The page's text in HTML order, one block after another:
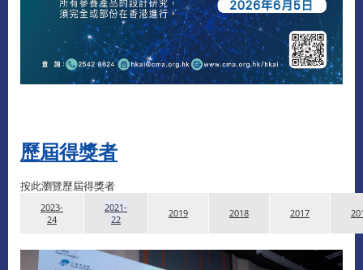
歷屆得獎者
按此瀏覽歷屆得獎者
2023-
24
2021-
22
2019 2018 2017